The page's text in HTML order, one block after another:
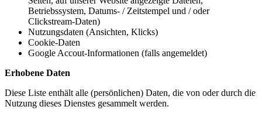
Betriebssystem, Datums- / Zeitstempel und / oder
Clickstream-Daten)
Nutzungsdaten (Ansichten, Klicks)
Cookie-Daten
Google Accout-Informationen (falls angemeldet)
Erhobene Daten
Diese Liste enthält alle (persönlichen) Daten, die von oder durch die
Nutzung dieses Dienstes gesammelt werden.